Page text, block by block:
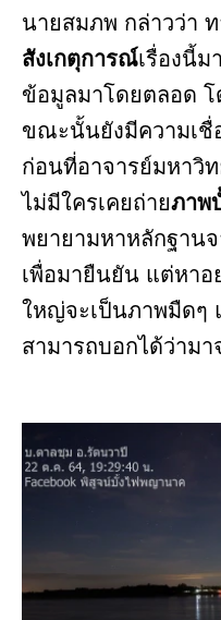
นายสมภพ กล่าวว่า
สังเกตุการณ์เรื่องนี้ม
ข้อมูลมาโดยตลอด
ขณะนั้นยังมีความเชื่
ก่อนที่อาจารย์มหาวิ
ไม่มีใครเคยถ่ายภาพ
พยายามหาหลักฐาน
เพื่อมายืนยัน แต่หาอ
ใหญ่จะเป็นภาพมืดๆ
สามารถบอกได้ว่าม